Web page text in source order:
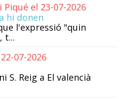
el 23-07-2026
hi donen
l'expressió "quin
t...
07-2026
S. Reig a El valencià